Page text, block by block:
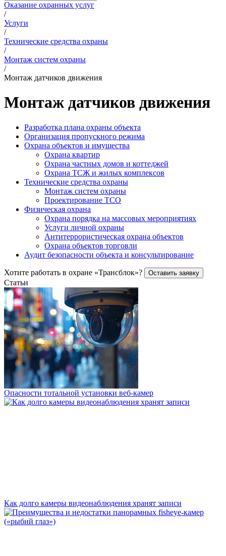
Оказание охранных услуг
/
Услуги
/
Технические средства охраны
/
Монтаж систем охраны
/
Монтаж датчиков движения
Монтаж датчиков движения
Разработка плана охраны объекта
Организация пропускного режима
Охрана объектов и имущества
Охрана квартир
Охрана частных домов и коттеджей
Охрана ТСЖ и жилых комплексов
Технические средства охраны
Монтаж систем охраны
Проектирование ТСО
Физическая охрана
Охрана порядка на массовых мероприятиях
Услуги личной охраны
Антитеррористическая охрана объектов
Охрана объектов торговли
Аудит безопасности объекта и консультирование
Хотите работать в охране «Трансблок»? Оставить заявку
Статьи
Опасности тотальной установки веб-камер
Как долго камеры видеонаблюдения хранят записи